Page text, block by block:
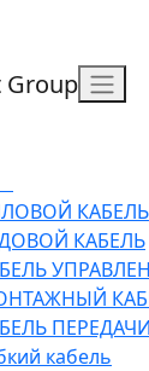
КАБЕЛЬ
КАБЕЛЬ
кабель